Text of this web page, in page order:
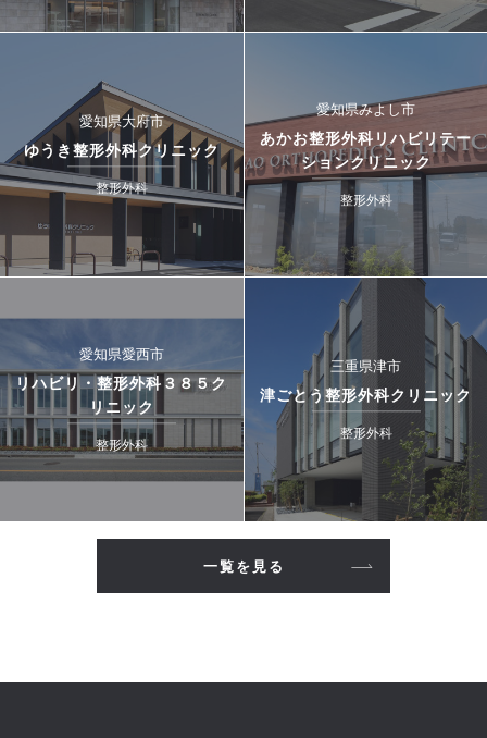
愛知県大府市
ゆうき整形外科クリニック
整形外科
愛知県みよし市
あかお整形外科リハビリテー
ションクリニック
整形外科
愛知県愛西市
リハビリ・整形外科３８５ク
リニック
整形外科
三重県津市
津ごとう整形外科クリニック
整形外科
一覧を見る